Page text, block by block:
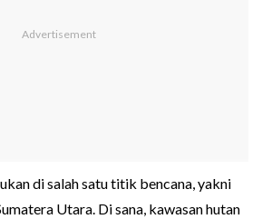
di salah satu titik bencana, yakni
Utara. Di sana, kawasan hutan